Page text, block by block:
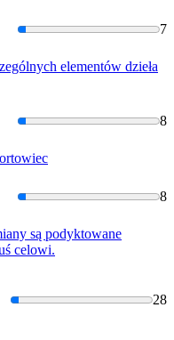
7
elementów dzieła
8
8
są podyktowane
celowi.
28